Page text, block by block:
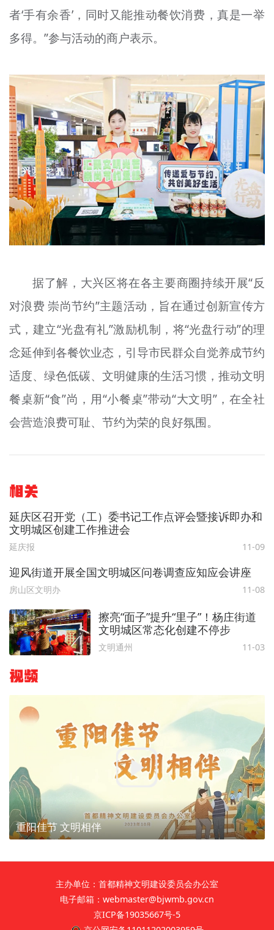
者‘手有余香’，同时又能推动餐饮消费，真是一举
多得。”参与活动的商户表示。
据了解，大兴区将在各主要商圈持续开展“反
对浪费 崇尚节约”主题活动，旨在通过创新宣传方
式，建立“光盘有礼”激励机制，将“光盘行动”的理
念延伸到各餐饮业态，引导市民群众自觉养成节约
适度、绿色低碳、文明健康的生活习惯，推动文明
餐桌新“食”尚，用“小餐桌”带动“大文明”，在全社
会营造浪费可耻、节约为荣的良好氛围。
相关
延庆区召开党（工）委书记工作点评会暨接诉即办和
文明城区创建工作推进会
延庆报 11-09
迎风街道开展全国文明城区问卷调查应知应会讲座
房山区文明办 11-08
擦亮“面子”提升“里子”！杨庄街道
文明城区常态化创建不停步
文明通州 11-03
视频
重阳佳节 文明相伴
主办单位：首都精神文明建设委员会办公室
电子邮箱：webmaster@bjwmb.gov.cn
京ICP备19035667号-5